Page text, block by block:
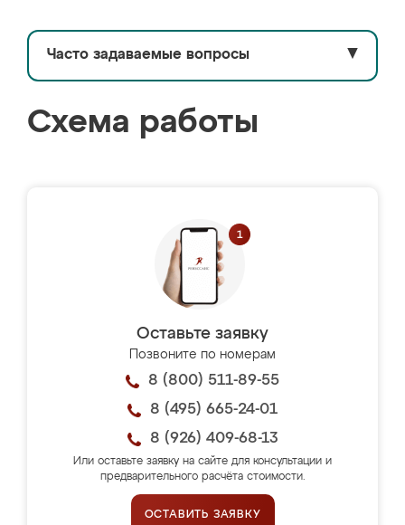
Часто задаваемые вопросы ▼
Схема работы
Оставьте заявку
Позвоните по номерам
8 (800) 511-89-55
8 (495) 665-24-01
8 (926) 409-68-13
Или оставьте заявку на сайте для консультации и
предварительного расчёта стоимости.
ОСТАВИТЬ ЗАЯВКУ